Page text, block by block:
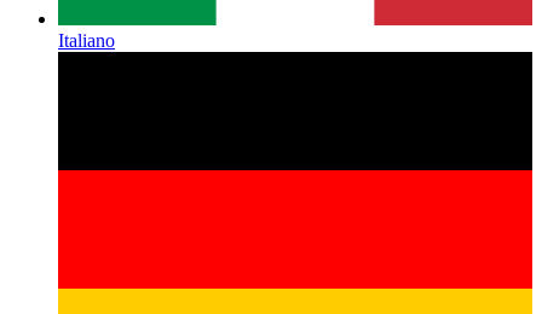
Italiano